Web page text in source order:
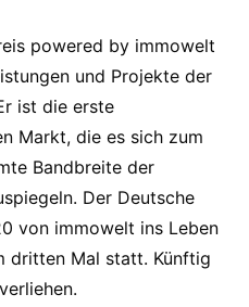
powered by immowelt
und Projekte der
ist die erste
Markt, die es sich zum
Bandbreite der
Der Deutsche
von immowelt ins Leben
dritten Mal statt. Künftig